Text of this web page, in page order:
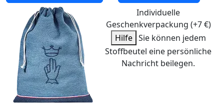
Individuelle
Geschenkverpackung (+7 €)
Hilfe Sie können jedem
Stoffbeutel eine persönliche
Nachricht beilegen.